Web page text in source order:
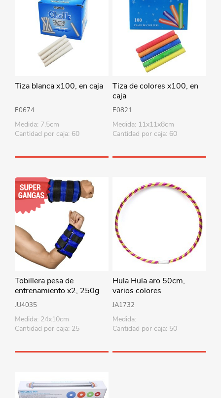
Tiza blanca x100, en caja
E0674
Medida: 7.5cm
Cantidad por caja: 60
Tiza de colores x100, en
caja
E0821
Medida: 11x11x8cm
Cantidad por caja: 60
Tobillera pesa de
entrenamiento x2, 250g
cada una, en bolsa
JU4035
Medida: 24x10cm
Cantidad por caja: 25
Hula Hula aro 50cm,
varios colores
JA1732
Medida:
Cantidad por caja: 50